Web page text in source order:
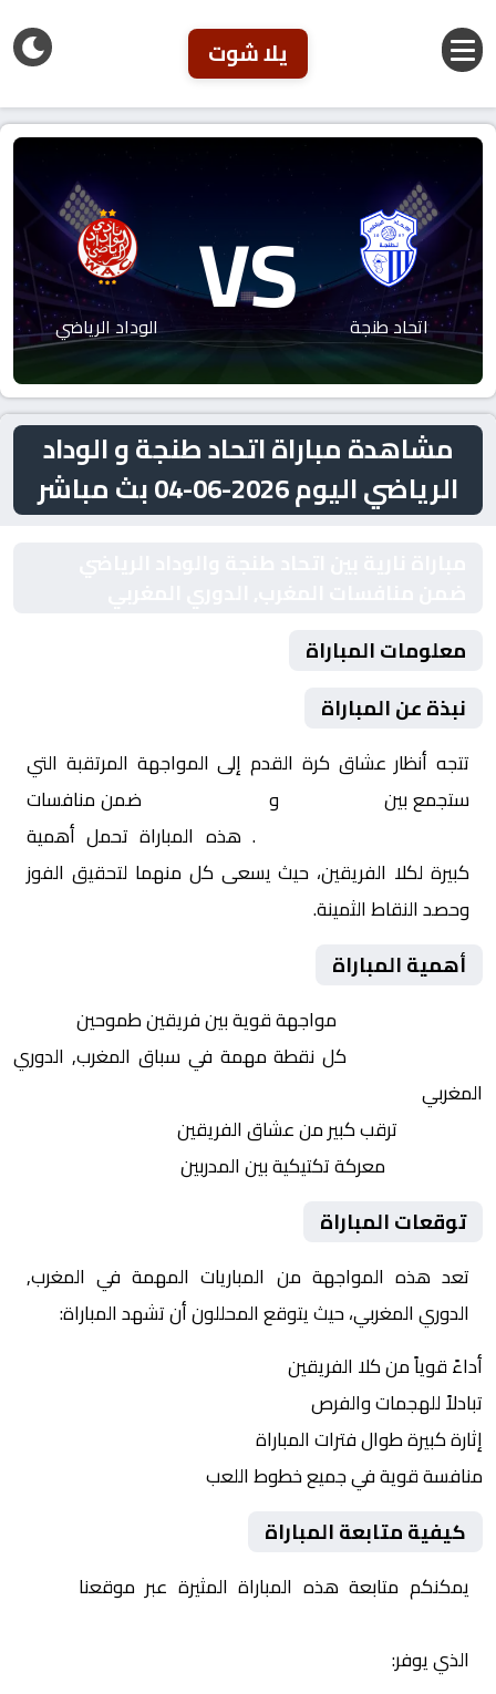
يلا شوت
اتحاد طنجة VS الوداد الرياضي
مشاهدة مباراة اتحاد طنجة و الوداد
الرياضي اليوم 2026-06-04 بث مباشر
معلومات المباراة
نبذة عن المباراة
تتجه أنظار عشاق كرة القدم إلى المواجهة المرتقبة التي
ستجمع بين
و
ضمن منافسات
. هذه المباراة تحمل أهمية
كبيرة لكلا الفريقين، حيث يسعى كل منهما لتحقيق الفوز
وحصد النقاط الثمينة.
أهمية المباراة
مواجهة قوية بين فريقين طموحين
كل نقطة مهمة في سباق المغرب, الدوري
المغربي
ترقب كبير من عشاق الفريقين
معركة تكتيكية بين المدربين
توقعات المباراة
تعد هذه المواجهة من المباريات المهمة في المغرب,
الدوري المغربي، حيث يتوقع المحللون أن تشهد المباراة:
أداءً قوياً من كلا الفريقين
تبادلاً للهجمات والفرص
إثارة كبيرة طوال فترات المباراة
منافسة قوية في جميع خطوط اللعب
كيفية متابعة المباراة
يمكنكم متابعة هذه المباراة المثيرة عبر موقعنا
الذي يوفر: